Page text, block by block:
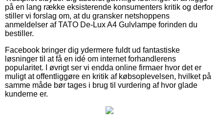
på en lang række eksisterende konsumenters kritik og derfor
stiller vi forslag om, at du gransker netshoppens
anmeldelser af TATO De-Lux A4 Gulvlampe forinden du
bestiller.
Facebook bringer dig ydermere fuldt ud fantastiske
løsninger til at få en idé om internet forhandlerens
popularitet. I øvrigt ser vi endda online firmaer hvor det er
muligt at offentliggøre en kritik af købsoplevelsen, hvilket på
samme måde bør tages i brug til vurdering af hvor glade
kunderne er.